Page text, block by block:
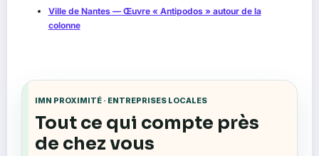
Ville de Nantes — Œuvre « Antipodos » autour de la
colonne
IMN PROXIMITÉ · ENTREPRISES LOCALES
Tout ce qui compte près
de chez vous